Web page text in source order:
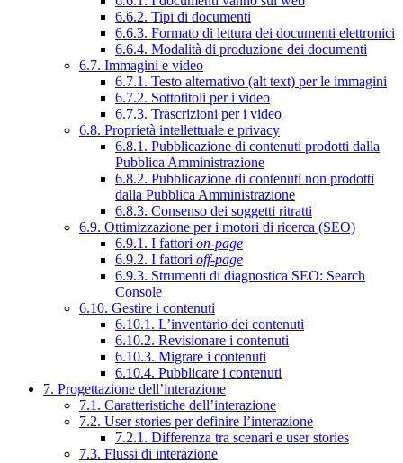
6.6.2. Tipi di documenti
6.6.3. Formato di lettura dei documenti elettronici
6.6.4. Modalità di produzione dei documenti
6.7. Immagini e video
6.7.1. Testo alternativo (alt text) per le immagini
6.7.2. Sottotitoli per i video
6.7.3. Trascrizioni per i video
6.8. Proprietà intellettuale e privacy
6.8.1. Pubblicazione di contenuti prodotti dalla
Pubblica Amministrazione
6.8.2. Pubblicazione di contenuti non prodotti
dalla Pubblica Amministrazione
6.8.3. Consenso dei soggetti ritratti
6.9. Ottimizzazione per i motori di ricerca (SEO)
6.9.1. I fattori on-page
6.9.2. I fattori off-page
6.9.3. Strumenti di diagnostica SEO: Search
Console
6.10. Gestire i contenuti
6.10.1. L’inventario dei contenuti
6.10.2. Revisionare i contenuti
6.10.3. Migrare i contenuti
6.10.4. Pubblicare i contenuti
7. Progettazione dell’interazione
7.1. Caratteristiche dell’interazione
7.2. User stories per definire l’interazione
7.2.1. Differenza tra scenari e user stories
7.3. Flussi di interazione